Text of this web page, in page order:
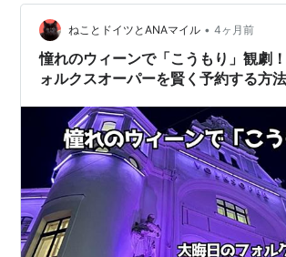
ねことドイツとANAマイル • 4ヶ月前
憧れのウィーンで「こうもり」観劇
ォルクスオーパーを賢く予約する方